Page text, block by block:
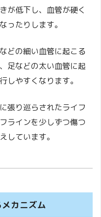
が低下し、血管が硬く
ったりします。
どの細い血管に起こる
足などの太い血管に起
しやすくなります。
張り巡らされたライフ
ラインを少しずつ傷つ
しています。
カニズム